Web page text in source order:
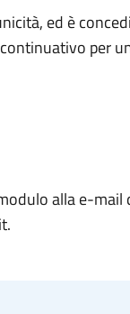
ed è
per
alla e-mail